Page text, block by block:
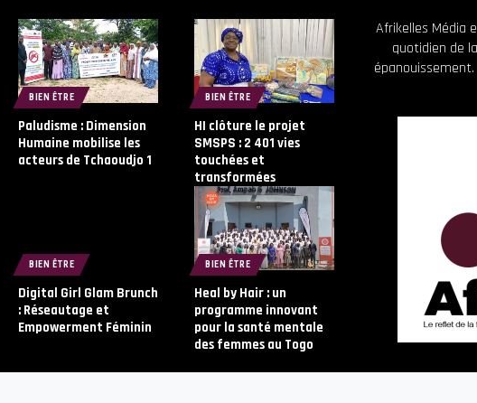
BIEN ÊTRE
Paludisme : Dimension
Humaine mobilise les
acteurs de Tchaoudjo 1
BIEN ÊTRE
HI clôture le projet
SMSPS : 2 401 vies
touchées et
transformées
BIEN ÊTRE
Digital Girl Glam Brunch
: Réseautage et
Empowerment Féminin
BIEN ÊTRE
Heal by Hair : un
programme innovant
pour la santé mentale
des femmes au Togo
Afrikelles Média
quotidien de